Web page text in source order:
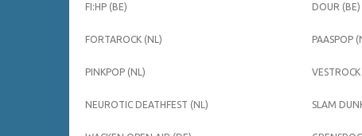
FI:HP (BE)
FORTAROCK (NL)
PINKPOP (NL)
NEUROTIC DEATHFEST (NL)
DOUR (BE)
PAASPOP
SLAM